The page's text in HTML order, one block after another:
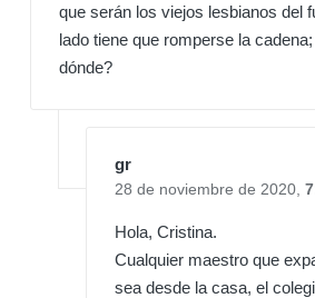
que serán los viejos lesbianos del
lado tiene que romperse la
dónde?
gr
28 de noviembre de 2020,
Hola, Cristina.
Cualquier maestro que
sea desde la casa, el